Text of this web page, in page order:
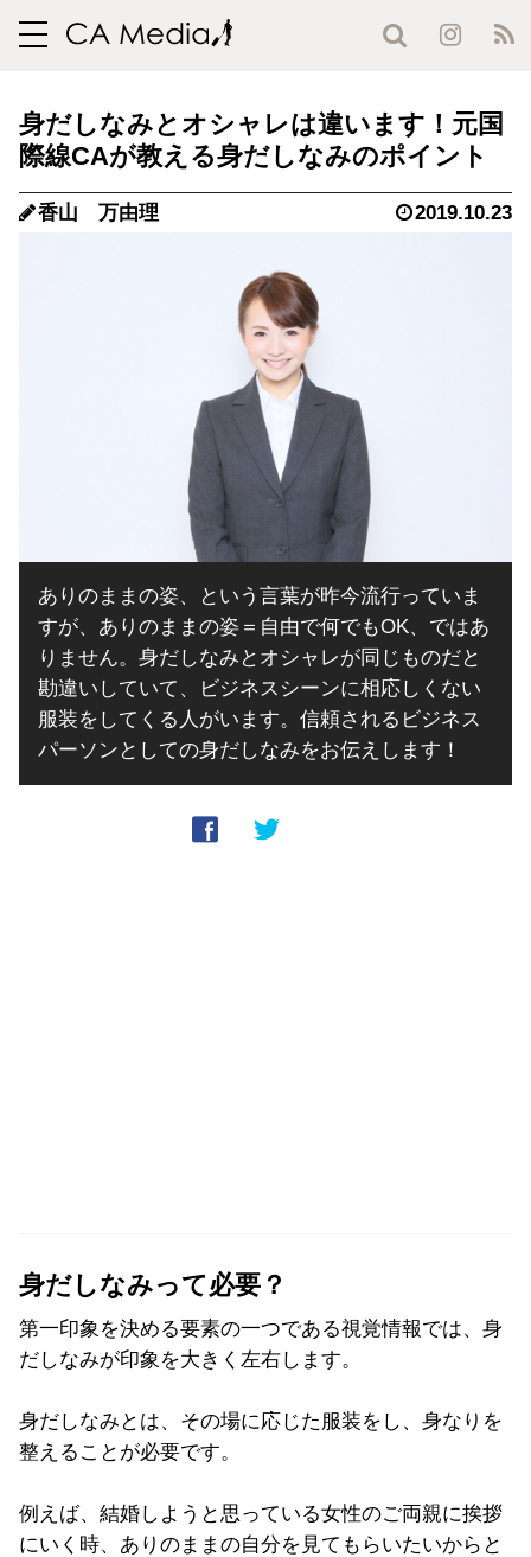
toggle
身だしなみとオシャレは違います！元国
際線CAが教える身だしなみのポイント
香山 万由理 2019.10.23
ありのままの姿、という言葉が昨今流行っていま
すが、ありのままの姿＝自由で何でもOK、ではあ
りません。身だしなみとオシャレが同じものだと
勘違いしていて、ビジネスシーンに相応しくない
服装をしてくる人がいます。信頼されるビジネス
パーソンとしての身だしなみをお伝えします！
身だしなみって必要？
第一印象を決める要素の一つである視覚情報では、身
だしなみが印象を大きく左右します。
身だしなみとは、その場に応じた服装をし、身なりを
整えることが必要です。
例えば、結婚しようと思っている女性のご両親に挨拶
にいく時、ありのままの自分を見てもらいたいからと